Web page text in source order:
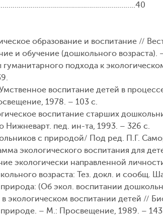
образование и воспитание //
и обучение (дошкольного
подхода к
воспитание детей в
1978. – 103 с.
воспитание старших
Нижневарт. пед. ин-та, 1993. – 326 с.
с природой/ Под ред. П.Г.
экологического воспитания для
экологически направленной
возраста: Тез. докл. и сообщ.
(Об экол. воспитании
экологическом воспитании детей //
– М.: Просвещение, 1989. – 143